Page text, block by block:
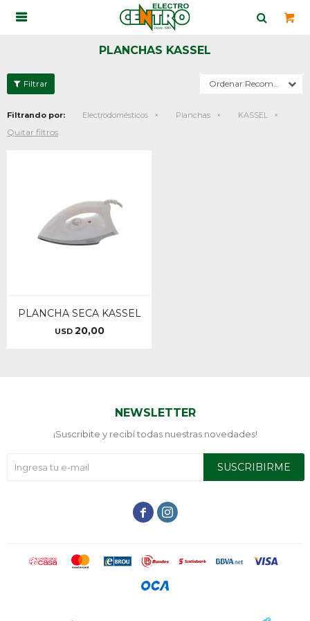

PLANCHAS KASSEL
Recomendados
Filtrando por: Electrodomésticos Planchas KASSEL
Quitar filtros
PLANCHA SECA KASSEL
USD 20,00
NEWSLETTER
¡Suscribite y recibí todas nuestras novedades!
SUSCRIBIRME
 